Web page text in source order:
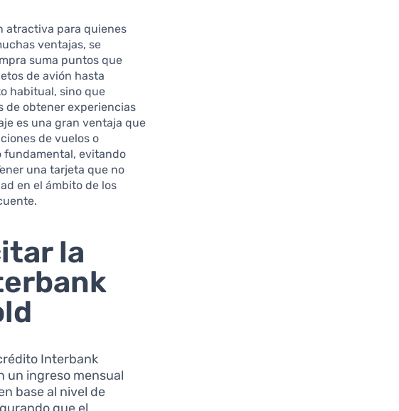
atractiva para quienes
ventajas, se
suma puntos que
de avión hasta
habitual, sino que
de obtener experiencias
es una gran ventaja que
de vuelos o
fundamental, evitando
una tarjeta que no
en el ámbito de los
la
Interbank
un ingreso mensual
base al nivel de